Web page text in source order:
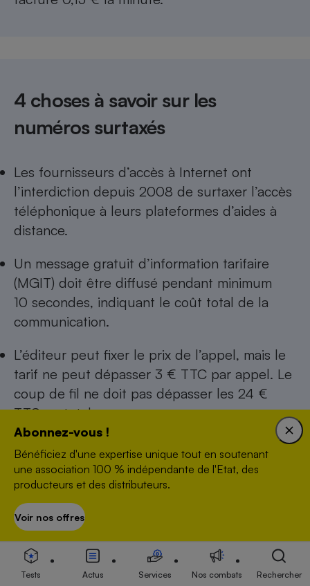
4 choses à savoir sur les
numéros surtaxés
Les fournisseurs d’accès à Internet ont
l’interdiction depuis 2008 de surtaxer l’accès
téléphonique à leurs plateformes d’aides à
distance.
Un message gratuit d’information tarifaire
(MGIT) doit être diffusé pendant minimum
10 secondes, indiquant le coût total de la
communication.
L’éditeur peut fixer le prix de l’appel, mais le
tarif ne peut dépasser 3 € TTC par appel. Le
coup de fil ne doit pas dépasser les 24 €
TTC au total.
Pour les services facturés plus de
20 centimes TTC la minute, l’appel ne devra
pas dépasser les 30 minutes.
Lire aussi
Abonnez-vous !
Bénéficiez d'une expertise unique tout en soutenant
une association 100 % indépendante de l'Etat, des
producteurs et des distributeurs.
Voir nos offres
Tests Actus Services Nos combats Rechercher